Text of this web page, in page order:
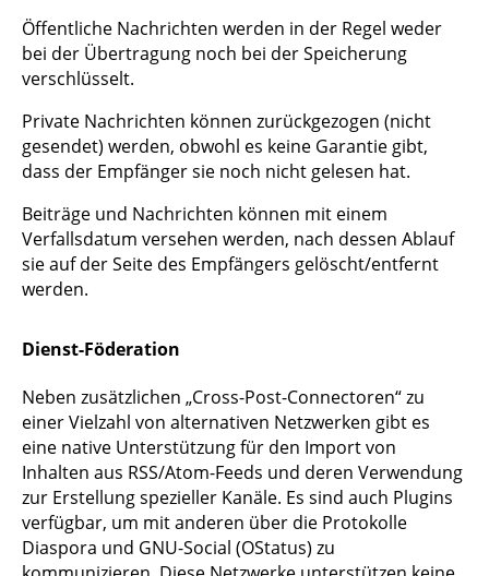
Öffentliche Nachrichten werden in der Regel weder
bei der Übertragung noch bei der Speicherung
verschlüsselt.
Private Nachrichten können zurückgezogen (nicht
gesendet) werden, obwohl es keine Garantie gibt,
dass der Empfänger sie noch nicht gelesen hat.
Beiträge und Nachrichten können mit einem
Verfallsdatum versehen werden, nach dessen Ablauf
sie auf der Seite des Empfängers gelöscht/entfernt
werden.
Dienst-Föderation
Neben zusätzlichen „Cross-Post-Connectoren“ zu
einer Vielzahl von alternativen Netzwerken gibt es
eine native Unterstützung für den Import von
Inhalten aus RSS/Atom-Feeds und deren Verwendung
zur Erstellung spezieller Kanäle. Es sind auch Plugins
verfügbar, um mit anderen über die Protokolle
Diaspora und GNU-Social (OStatus) zu